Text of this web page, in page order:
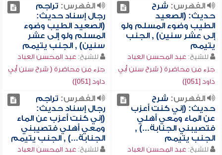
الفهرس: شرح
حديث: (الصعيد
الطيب وضوء المسلم ولو
إلى عشر سنين) , الجنب
يتيمم
للشيخ: عبد المحسن العباد
جزء من محاضرة ( شرح سنن أبي
داود [051])
الفهرس: تراجم
رجال إسناد حديث:
(الصعيد الطيب وضوء
المسلم ولو إلى عشر
سنين) , الجنب يتيمم
للشيخ: عبد المحسن العباد
جزء من محاضرة ( شرح سنن أبي
داود [051])
الفهرس: شرح
حديث: (إني كنت أعزب
عن الماء ومعي أهلي
فتصيبني الجنابة...) ,
الجنب يتيمم
للشيخ: عبد المحسن العباد
الفهرس: تراجم
رجال إسناد حديث:
(إني كنت أعزب عن الماء
ومعي أهلي فتصيبني
الجنابة...) , الجنب يتيمم
للشيخ: عبد المحسن العباد